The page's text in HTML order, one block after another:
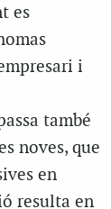
es
i
també
noves, que
en
resulta en